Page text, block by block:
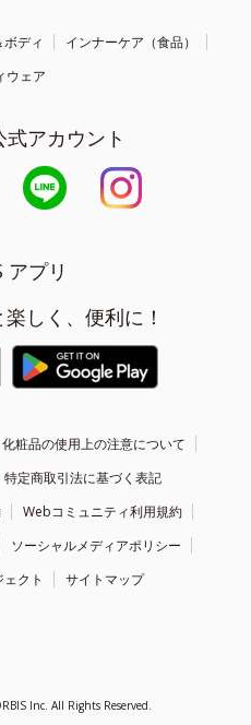
ディ
インナーケア（食品）
ウェア
式アカウント
アプリ
しく、便利に！
化粧品の使用上の注意について
特定商取引法に基づく表記
Webコミュニティ利用規約
ソーシャルメディアポリシー
クト
サイトマップ
Inc. All Rights Reserved.